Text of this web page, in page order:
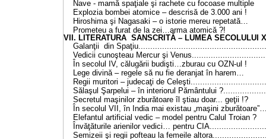
Nave - mamă spaţiale şi rachete cu
Explozia bombei atomice – descrisă de
Hiroshima şi Nagasaki – o istorie mereu
Prometeu a furat de la zei…arma
VII. LITERATURA SANSCRITĂ – LUMEA SECOLULUI
Galanţii din
Vedicii cunoşteau Mercur şi
În secolul IV, călugării budişti…zburau cu
Lege divină – regele să nu fie deranjat în
Regii muritori – judecaţi de
Sălaşul Şarpelui – în interiorul Pământului
Secretul maşinilor zburătoare îl ştiau
În secolul VII, în India mai existau „maşini
Elefantul artificial vedic – model pentru
Învăţăturile arienilor vedici… pentru
Semizeii şi regii pofteau la femeile